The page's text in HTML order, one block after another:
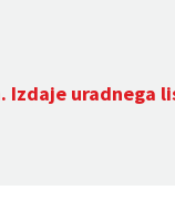
Izdaje uradnega